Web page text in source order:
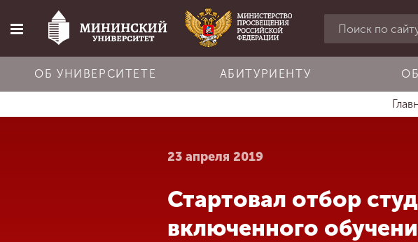
Главная
ОБ УНИВЕРСИТЕТЕ АБИТУРИЕНТУ
23 апреля 2019
Стартовал отбор
включенного